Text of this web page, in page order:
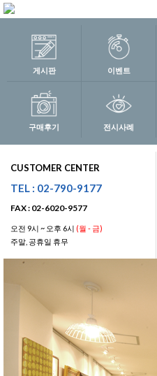
게시판 이벤트
구매후기 전시사례
CUSTOMER CENTER
TEL : 02-790-9177
FAX : 02-6020-9577
오전 9시 ~ 오후 6시 (월 - 금)
주말, 공휴일 휴무